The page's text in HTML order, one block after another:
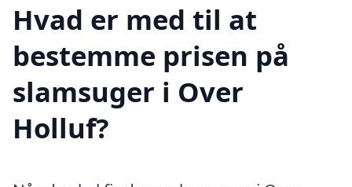
Hvad er med til at
bestemme prisen på
slamsuger i Over
Holluf?